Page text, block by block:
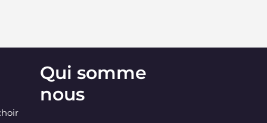
Qui somme
nous